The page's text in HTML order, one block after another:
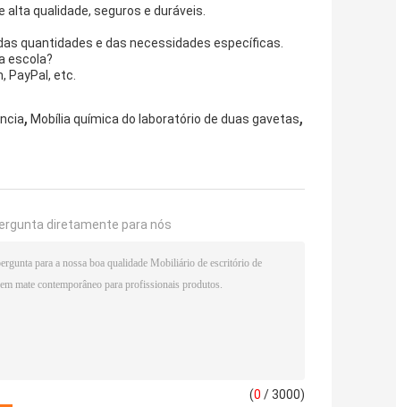
qualidade, seguros e duráveis.
quantidades e das necessidades específicas.
escola?
PayPal, etc.
, Mobília química do laboratório de duas gavetas,
diretamente para nós
(0 / 3000)